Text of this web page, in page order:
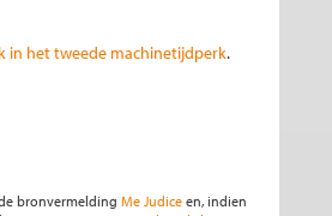
in het tweede machinetijdperk.
bronvermelding Me Judice en, indien